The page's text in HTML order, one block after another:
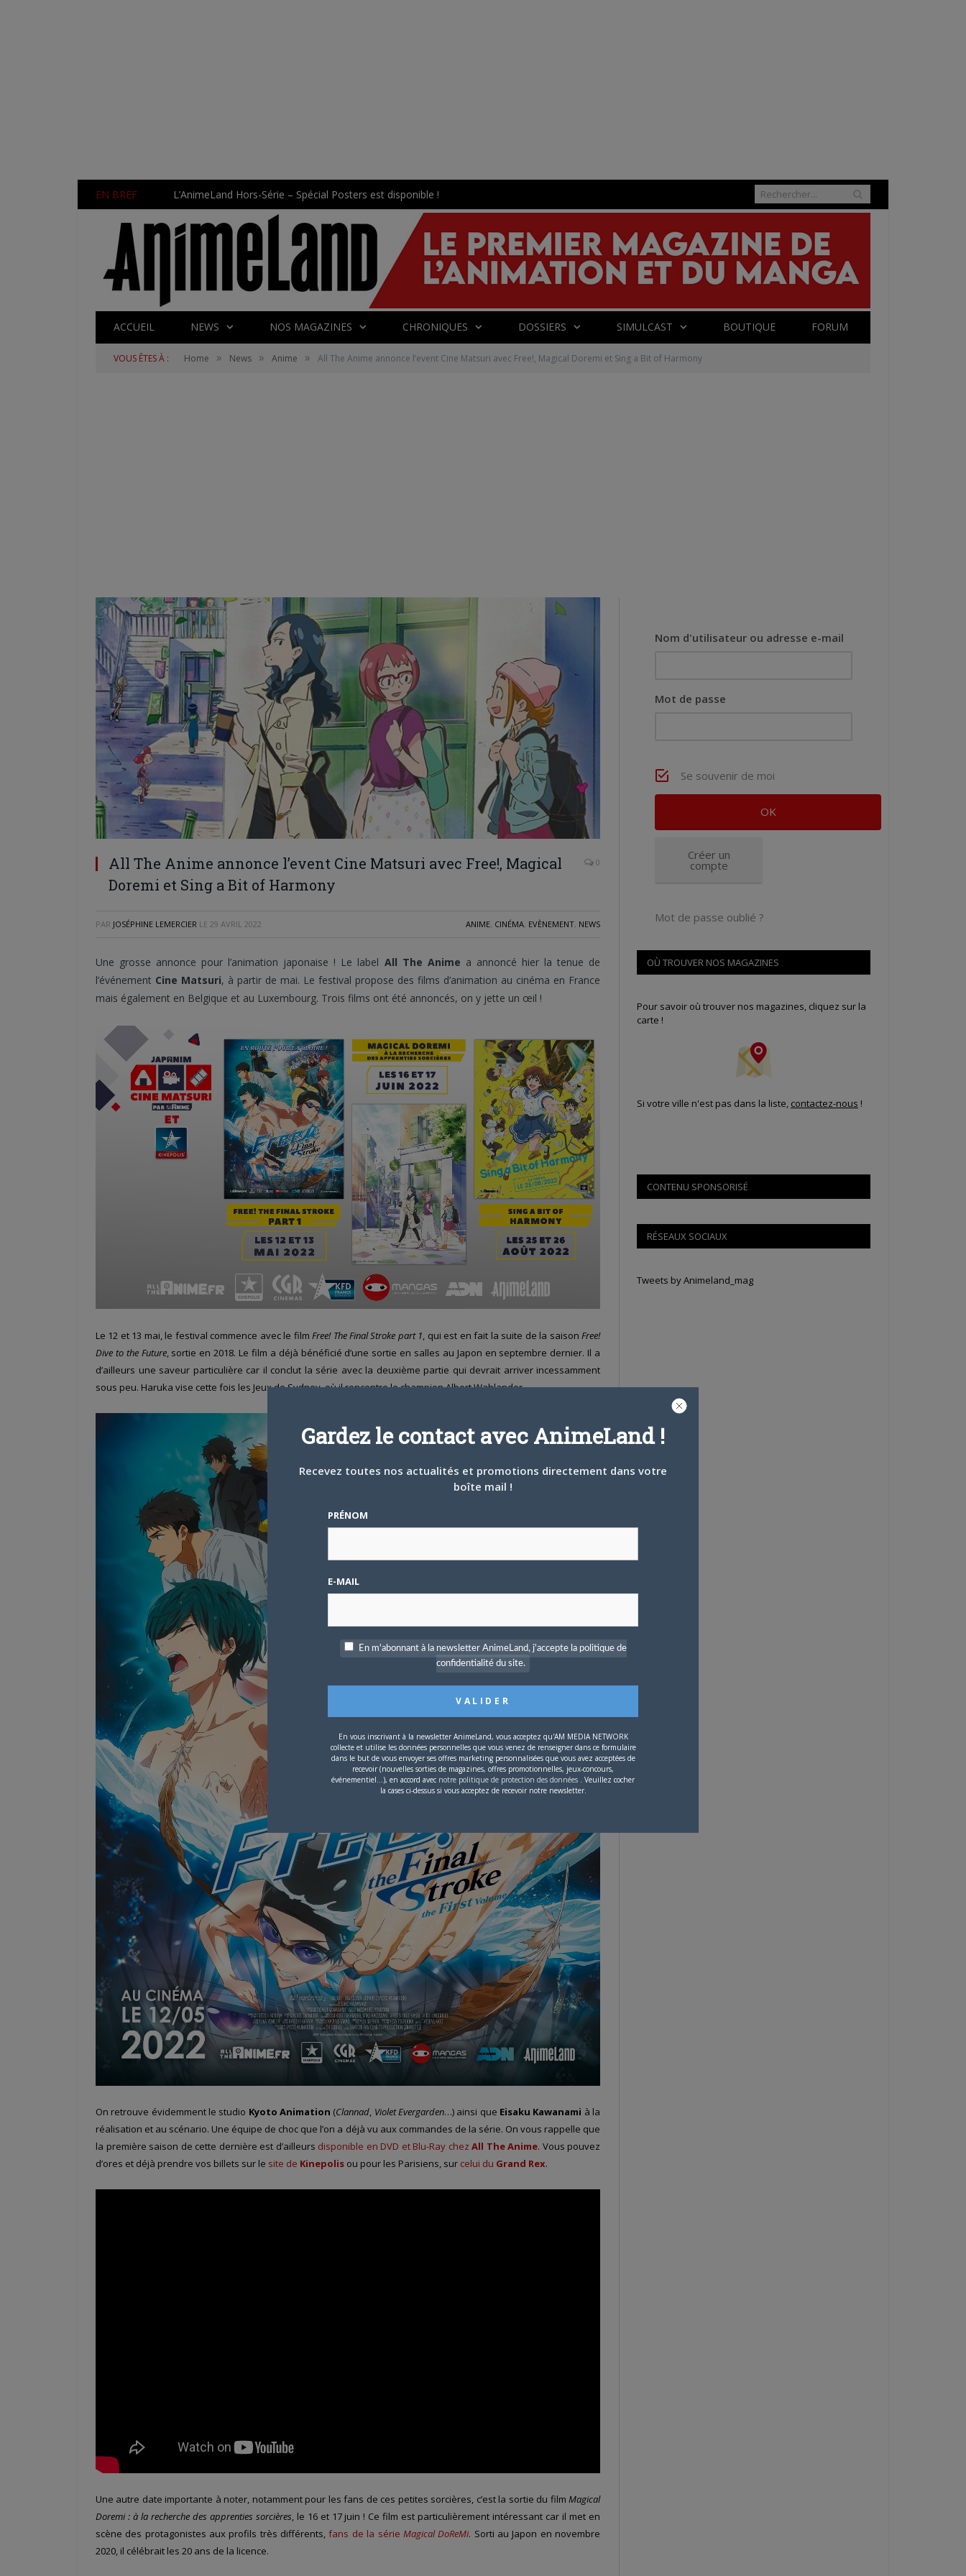
EN BREF L’AnimeLand Hors-Série – Spécial Posters est disponible !
ACCUEIL NEWS NOS MAGAZINES CHRONIQUES DOSSIERS SIMULCAST BOUTIQUE FORUM
VOUS ÊTES À : Home » News » Anime » All The Anime annonce l’event Cine Matsuri avec Free!, Magical Doremi et Sing a Bit of Harmony
All The Anime annonce l’event Cine Matsuri avec Free!, Magical
Doremi et Sing a Bit of Harmony
0
PAR JOSÉPHINE LEMERCIER LE 29 AVRIL 2022 ANIME, CINÉMA, EVÈNEMENT, NEWS
Une grosse annonce pour l’animation japonaise ! Le label All The Anime a annoncé hier la tenue de
l’événement Cine Matsuri, à partir de mai. Le festival propose des films d’animation au cinéma en France
mais également en Belgique et au Luxembourg. Trois films ont été annoncés, on y jette un œil !
Le 12 et 13 mai, le festival commence avec le film Free! The Final Stroke part 1 , qui est en fait la suite de la saison Free!
Dive to the Future, sortie en 2018. Le film a déjà bénéficié d’une sortie en salles au Japon en septembre dernier. Il a
d’ailleurs une saveur particulière car il conclut la série avec la deuxième partie qui devrait arriver incessamment
sous peu. Haruka vise cette fois les Jeux de Sydney, où il rencontre le champion Albert Wahlander.
On retrouve évidemment le studio Kyoto Animation (Clannad, Violet Evergarden…) ainsi que Eisaku Kawanami à la
réalisation et au scénario. Une équipe de choc que l’on a déjà vu aux commandes de la série. On vous rappelle que
la première saison de cette dernière est d’ailleurs disponible en DVD et Blu-Ray chez All The Anime. Vous pouvez
d’ores et déjà prendre vos billets sur le site de Kinepolis ou pour les Parisiens, sur celui du Grand Rex.
Une autre date importante à noter, notamment pour les fans de ces petites sorcières, c’est la sortie du film Magical
Doremi : à la recherche des apprenties sorcières, le 16 et 17 juin ! Ce film est particulièrement intéressant car il met en
scène des protagonistes aux profils très différents, fans de la série Magical DoReMi. Sorti au Japon en novembre
2020, il célébrait les 20 ans de la licence.
Nom d'utilisateur ou adresse e-mail
Mot de passe
Se souvenir de moi
Créer un
compte
Mot de passe oublié ?
OÙ TROUVER NOS MAGAZINES
Pour savoir où trouver nos magazines, cliquez sur la
carte !
Si votre ville n'est pas dans la liste, contactez-nous !
CONTENU SPONSORISÉ
RÉSEAUX SOCIAUX
Tweets by Animeland_mag
Gardez le contact avec AnimeLand !
Recevez toutes nos actualités et promotions directement dans votre
boîte mail !
PRÉNOM
E-MAIL
En m'abonnant à la newsletter AnimeLand, j'accepte la politique de
confidentialité du site.
En vous inscrivant à la newsletter AnimeLand, vous acceptez qu'AM MEDIA NETWORK
collecte et utilise les données personnelles que vous venez de renseigner dans ce formulaire
dans le but de vous envoyer ses offres marketing personnalisées que vous avez acceptées de
recevoir (nouvelles sorties de magazines, offres promotionnelles, jeux-concours,
événementiel...), en accord avec notre politique de protection des données . Veuillez cocher
la cases ci-dessus si vous acceptez de recevoir notre newsletter.